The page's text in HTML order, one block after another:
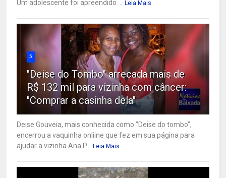
Um adolescente foi apreendido ... Leia Mais
5
"Deise do Tombo" arrecada mais de
R$ 132 mil para vizinha com câncer:
"Comprar a casinha dela"
Deise Gouveia, mais conhecida como "Deise do tombo",
encerrou a vaquinha onliine que fez em sua página para
ajudar a vizinha Ana P...
Leia Mais